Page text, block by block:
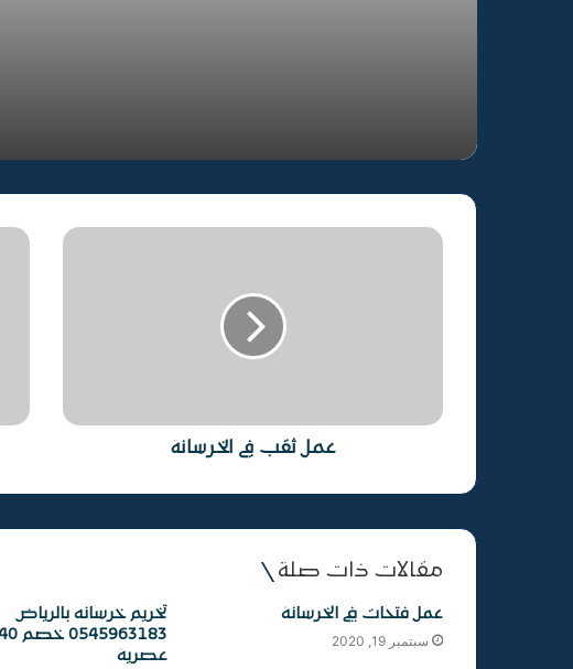
عمل ثقب في الخرسانة
مقالات ذات صلة
عمل فتحات في الخرسانة
سبتمبر 19, 2020
تخريم خرسانه بالرياض
عصرية